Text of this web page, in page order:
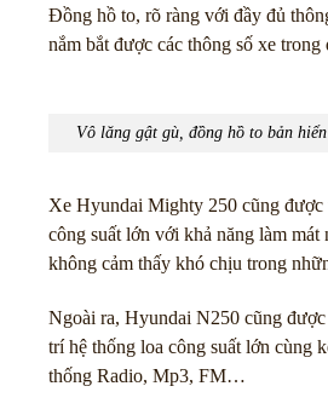
Đồng hồ to, rõ ràng với đầy đủ
nắm bắt được các thông số xe trong
Vô lăng gật gù, đồng hồ to bản
Xe Hyundai Mighty 250 cũng được
công suất lớn với khả năng làm mát
không cảm thấy khó chịu trong
Ngoài ra, Hyundai N250 cũng
trí hệ thống loa công suất lớn cùng
thống Radio, Mp3, FM…